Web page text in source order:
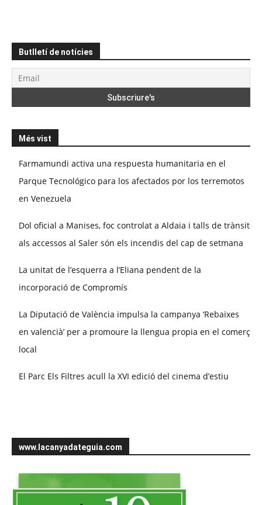
Butlletí de notícies
Més vist
Farmamundi activa una respuesta humanitaria en el
Parque Tecnológico para los afectados por los terremotos
en Venezuela
Dol oficial a Manises, foc controlat a Aldaia i talls de trànsit
als accessos al Saler són els incendis del cap de setmana
La unitat de l’esquerra a l’Eliana pendent de la
incorporació de Compromís
La Diputació de València impulsa la campanya ‘Rebaixes
en valencià’ per a promoure la llengua propia en el comerç
local
El Parc Els Filtres acull la XVI edició del cinema d’estiu
www.lacanyadateguia.com